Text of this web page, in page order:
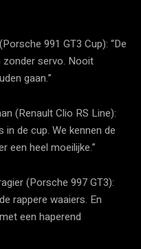
991 GT3 Cup): “De
zonder servo. Nooit
gaan.”
(Renault Clio RS Line):
de cup. We kennen de
een heel moeilijke.”
(Porsche 997 GT3):
rappere waaiers. En
een haperend